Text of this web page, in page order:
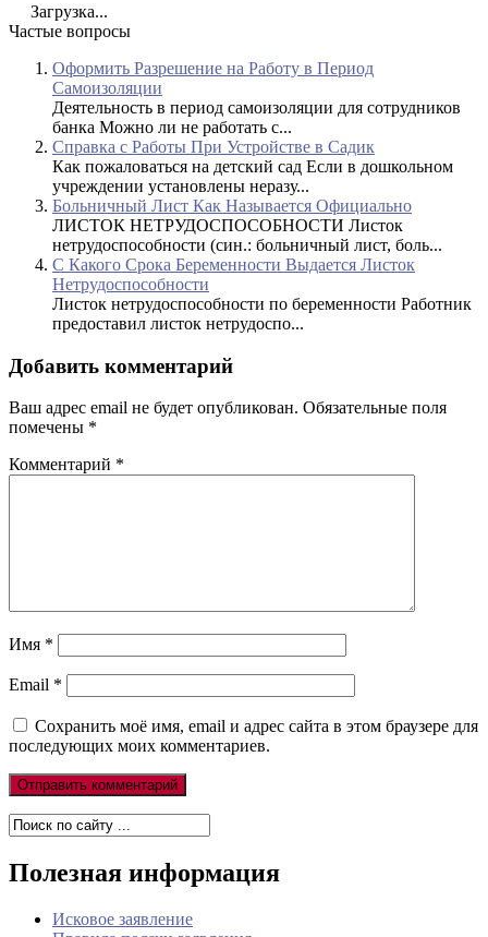
Загрузка...
Частые вопросы
Оформить Разрешение на Работу в Период
Самоизоляции
Деятельность в период самоизоляции для сотрудников
банка Можно ли не работать с...
Справка с Работы При Устройстве в Садик
Как пожаловаться на детский сад Если в дошкольном
учреждении установлены неразу...
Больничный Лист Как Называется Официально
ЛИСТОК НЕТРУДОСПОСОБНОСТИ Листок
нетрудоспособности (син.: больничный лист, боль...
С Какого Срока Беременности Выдается Листок
Нетрудоспособности
Листок нетрудоспособности по беременности Работник
предоставил листок нетрудоспо...
Добавить комментарий
Ваш адрес email не будет опубликован. Обязательные поля
помечены *
Комментарий *
Имя *
Email *
Сохранить моё имя, email и адрес сайта в этом браузере для
последующих моих комментариев.
Полезная информация
Исковое заявление